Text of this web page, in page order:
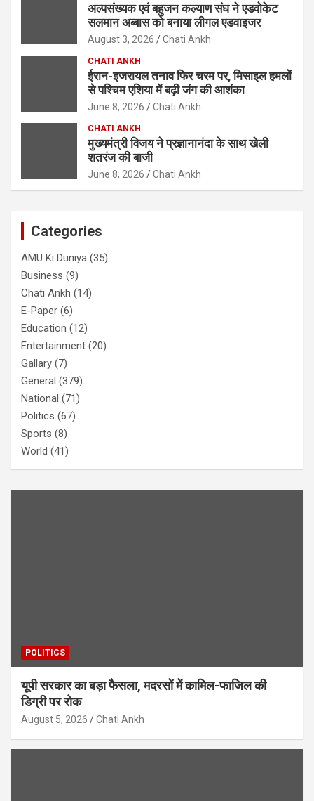
अल्पसंख्यक एवं बहुजन कल्याण संघ ने एडवोकेट
सलमान अब्बास को बनाया लीगल एडवाइजर
August 3, 2026 Chati Ankh
CHATI ANKH
ईरान-इजरायल तनाव फिर चरम पर, मिसाइल हमलों
से पश्चिम एशिया में बढ़ी जंग की आशंका
June 8, 2026 Chati Ankh
CHATI ANKH
मुख्यमंत्री विजय ने प्रज्ञानानंदा के साथ खेली
शतरंज की बाजी
June 8, 2026 Chati Ankh
Categories
AMU Ki Duniya (35)
Business (9)
Chati Ankh (14)
E-Paper (6)
Education (12)
Entertainment (20)
Gallary (7)
General (379)
National (71)
Politics (67)
Sports (8)
World (41)
POLITICS
यूपी सरकार का बड़ा फैसला, मदरसों में कामिल-फाजिल की
डिग्री पर रोक
August 5, 2026 Chati Ankh